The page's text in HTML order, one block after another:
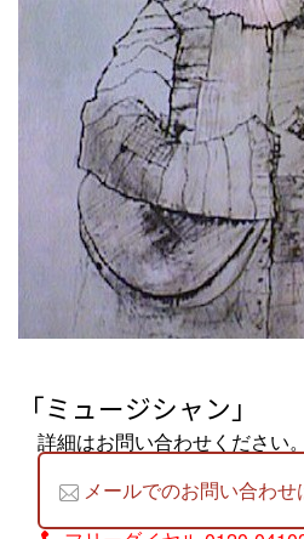
「ミュージシャン」
詳細はお問い合わせください。
メールでのお問い合わせ